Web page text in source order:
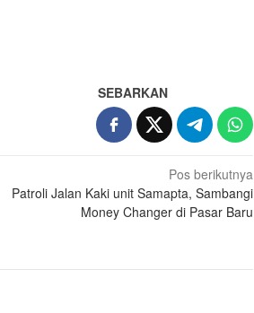
SEBARKAN
Pos berikutnya
Patroli Jalan Kaki unit Samapta, Sambangi
Money Changer di Pasar Baru